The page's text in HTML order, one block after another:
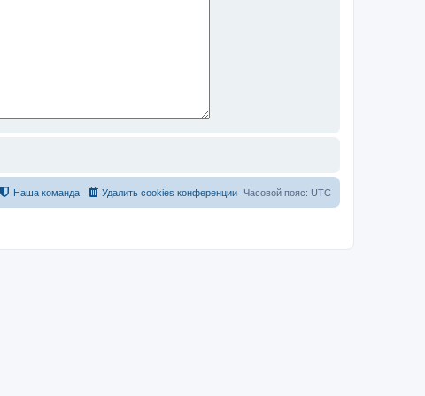
Часовой пояс: UTC
Удалить cookies конференции
Наша команда